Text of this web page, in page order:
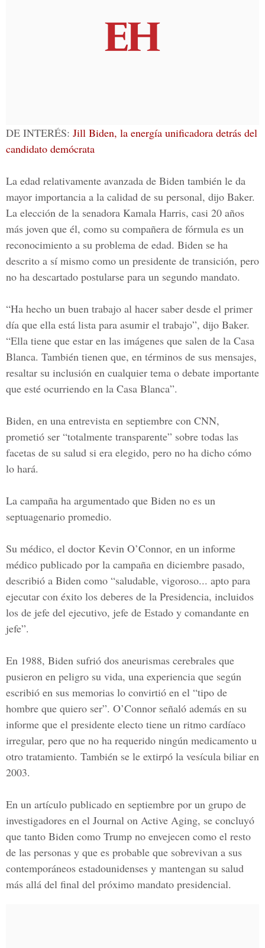
DE INTERÉS: Jill Biden, la energía unificadora detrás del
candidato demócrata
La edad relativamente avanzada de Biden también le da
mayor importancia a la calidad de su personal, dijo Baker.
La elección de la senadora Kamala Harris, casi 20 años
más joven que él, como su compañera de fórmula es un
reconocimiento a su problema de edad. Biden se ha
descrito a sí mismo como un presidente de transición, pero
no ha descartado postularse para un segundo mandato.
“Ha hecho un buen trabajo al hacer saber desde el primer
día que ella está lista para asumir el trabajo”, dijo Baker.
“Ella tiene que estar en las imágenes que salen de la Casa
Blanca. También tienen que, en términos de sus mensajes,
resaltar su inclusión en cualquier tema o debate importante
que esté ocurriendo en la Casa Blanca”.
Biden, en una entrevista en septiembre con CNN,
prometió ser “totalmente transparente” sobre todas las
facetas de su salud si era elegido, pero no ha dicho cómo
lo hará.
La campaña ha argumentado que Biden no es un
septuagenario promedio.
Su médico, el doctor Kevin O’Connor, en un informe
médico publicado por la campaña en diciembre pasado,
describió a Biden como “saludable, vigoroso... apto para
ejecutar con éxito los deberes de la Presidencia, incluidos
los de jefe del ejecutivo, jefe de Estado y comandante en
jefe”.
En 1988, Biden sufrió dos aneurismas cerebrales que
pusieron en peligro su vida, una experiencia que según
escribió en sus memorias lo convirtió en el “tipo de
hombre que quiero ser”. O’Connor señaló además en su
informe que el presidente electo tiene un ritmo cardíaco
irregular, pero que no ha requerido ningún medicamento u
otro tratamiento. También se le extirpó la vesícula biliar en
2003.
En un artículo publicado en septiembre por un grupo de
investigadores en el Journal on Active Aging, se concluyó
que tanto Biden como Trump no envejecen como el resto
de las personas y que es probable que sobrevivan a sus
contemporáneos estadounidenses y mantengan su salud
más allá del final del próximo mandato presidencial.